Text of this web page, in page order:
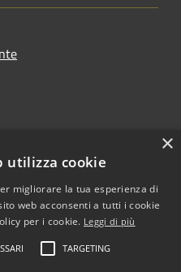
Copyright © 2026 • Comune di
Vigodarzere • Powered by
×
utilizza cookie
migliorare la tua esperienza di
web acconsenti a tutti i cookie
per i cookie. Leggi di più
TARGETING